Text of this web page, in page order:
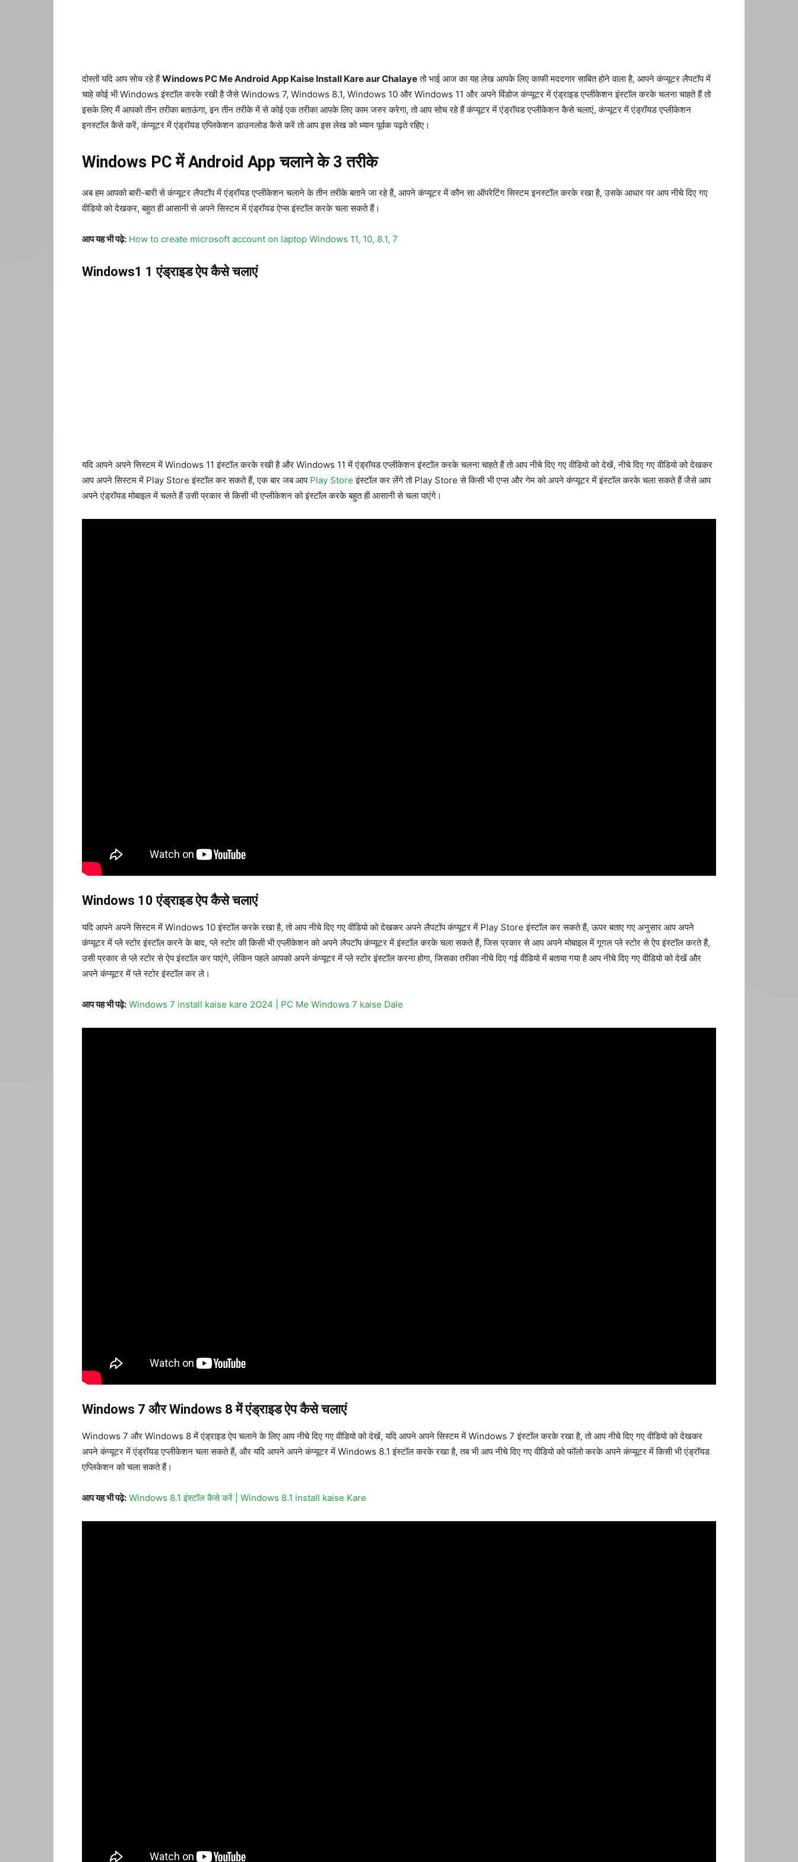
दोस्तों यदि आप सोच रहे हैंWindows PC Me Android App Kaise Install Kare aur Chalayeतो भाई आज का यह लेख आपके लिए काफी मददगार साबित होने वाला है, आपने कंप्यूटर लैपटॉप में
चाहे कोई भी Windows इंस्टॉल करके रखी है जैसे Windows 7, Windows 8.1, Windows 10 और Windows 11 और अपने विंडोज कंप्यूटर में एंड्राइड एप्लीकेशन इंस्टॉल करके चलना चाहते हैं तो
इसके लिए मैं आपको तीन तरीका बताऊंगा, इन तीन तरीके में से कोई एक तरीका आपके लिए काम जरुर करेगा, तो आप सोच रहे हैं कंप्यूटर में एंड्रॉयड एप्लीकेशन कैसे चलाएं, कंप्यूटर में एंड्रॉयड एप्लीकेशन
इनस्टॉल कैसे करें, कंप्यूटर में एंड्रॉयड एप्लिकेशन डाउनलोड कैसे करें तो आप इस लेख को ध्यान पूर्वक पढ़ते रहिए।
Windows PC में Android App चलाने के 3 तरीके
अब हम आपको बारी-बारी से कंप्यूटर लैपटॉप में एंड्रॉयड एप्लीकेशन चलाने के तीन तरीके बताने जा रहे हैं, आपने कंप्यूटर में कौन सा ऑपरेटिंग सिस्टम इनस्टॉल करके रखा है, उसके आधार पर आप नीचे दिए गए
वीडियो को देखकर, बहुत ही आसानी से अपने सिस्टम में एंड्रॉयड ऐप्स इंस्टॉल करके चला सकते हैं।
आप यह भी पढ़े: How to create microsoft account on laptop Windows 11, 10, 8.1, 7
Windows1 1 एंड्राइड ऐप कैसे चलाएं
यदि आपने अपने सिस्टम में Windows 11 इंस्टॉल करके रखी है और Windows 11 में एंड्रॉयड एप्लीकेशन इंस्टॉल करके चलना चाहते हैं तो आप नीचे दिए गए वीडियो को देखें, नीचे दिए गए वीडियो को देखकर
आप अपने सिस्टम में Play Store इंस्टॉल कर सकते हैं, एक बार जब आप Play Store इंस्टॉल कर लेंगे तो Play Store से किसी भी एप्स और गेम को अपने कंप्यूटर में इंस्टॉल करके चला सकते हैं जैसे आप
अपने एंड्रॉयड मोबाइल में चलते हैं उसी प्रकार से किसी भी एप्लीकेशन को इंस्टॉल करके बहुत ही आसानी से चला पाएंगे।
Windows 10 एंड्राइड ऐप कैसे चलाएं
यदि आपने अपने सिस्टम में Windows 10 इंस्टॉल करके रखा है, तो आप नीचे दिए गए वीडियो को देखकर अपने लैपटॉप कंप्यूटर में Play Store इंस्टॉल कर सकते हैं, ऊपर बताए गए अनुसार आप अपने
कंप्यूटर में प्ले स्टोर इंस्टॉल करने के बाद, प्ले स्टोर की किसी भी एप्लीकेशन को अपने लैपटॉप कंप्यूटर में इंस्टॉल करके चला सकते हैं, जिस प्रकार से आप अपने मोबाइल में गूगल प्ले स्टोर से ऐप इंस्टॉल करते हैं,
उसी प्रकार से प्ले स्टोर से ऐप इंस्टॉल कर पाएंगे, लेकिन पहले आपको अपने कंप्यूटर में प्ले स्टोर इंस्टॉल करना होगा, जिसका तरीका नीचे दिए गई वीडियो में बताया गया है आप नीचे दिए गए वीडियो को देखें और
अपने कंप्यूटर में प्ले स्टोर इंस्टॉल कर ले।
आप यह भी पढ़े: Windows 7 install kaise kare 2O24 | PC Me Windows 7 kaise Dale
Windows 7 और Windows 8 में एंड्राइड ऐप कैसे चलाएं
Windows 7 और Windows 8 में एंड्राइड ऐप चलाने के लिए आप नीचे दिए गए वीडियो को देखें, यदि आपने अपने सिस्टम में Windows 7 इंस्टॉल करके रखा है, तो आप नीचे दिए गए वीडियो को देखकर
अपने कंप्यूटर में एंड्रॉयड एप्लीकेशन चला सकते हैं, और यदि आपने अपने कंप्यूटर में Windows 8.1 इंस्टॉल करके रखा है, तब भी आप नीचे दिए गए वीडियो को फॉलो करके अपने कंप्यूटर में किसी भी एंड्रॉयड
एप्लिकेशन को चला सकते हैं।
आप यह भी पढ़े: Windows 8.1 इंस्टॉल कैसे करें | Windows 8.1 install kaise Kare